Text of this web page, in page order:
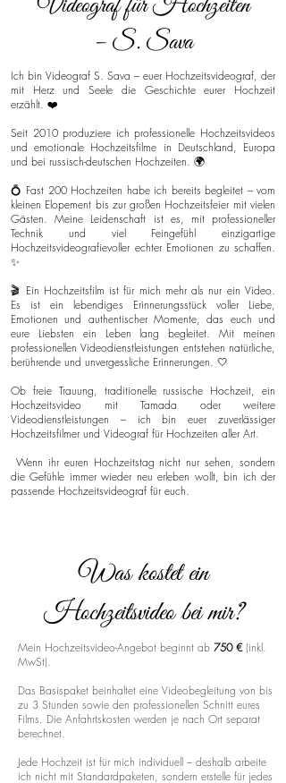
– S. Sava
Ich bin Videograf S. Sava – euer Hochzeitsvideograf, der
mit Herz und Seele die Geschichte eurer Hochzeit
erzählt. ❤️
Seit 2010 produziere ich professionelle Hochzeitsvideos
und emotionale Hochzeitsfilme in Deutschland, Europa
und bei russisch-deutschen Hochzeiten. 🌍
💍 Fast 200 Hochzeiten habe ich bereits begleitet – vom
kleinen Elopement bis zur großen Hochzeitsfeier mit vielen
Gästen. Meine Leidenschaft ist es, mit professioneller
Technik und viel Feingefühl einzigartige
Hochzeitsvideografievoller echter Emotionen zu schaffen.
✨
🎬 Ein Hochzeitsfilm ist für mich mehr als nur ein Video.
Es ist ein lebendiges Erinnerungsstück voller Liebe,
Emotionen und authentischer Momente, das euch und
eure Liebsten ein Leben lang begleitet. Mit meinen
professionellen Videodienstleistungen entstehen natürliche,
berührende und unvergessliche Erinnerungen. 🤍
Ob freie Trauung, traditionelle russische Hochzeit, ein
Hochzeitsvideo mit Tamada oder weitere
Videodienstleistungen – ich bin euer zuverlässiger
Hochzeitsfilmer und Videograf für Hochzeiten aller Art.
Wenn ihr euren Hochzeitstag nicht nur sehen, sondern
die Gefühle immer wieder neu erleben wollt, bin ich der
passende Hochzeitsvideograf für euch.
Was kostet ein
Hochzeitsvideo bei mir?
Mein Hochzeitsvideo-Angebot beginnt ab 750 € (inkl.
MwSt).
Das Basispaket beinhaltet eine Videobegleitung von bis
zu 3 Stunden sowie den professionellen Schnitt eures
Films. Die Anfahrtskosten werden je nach Ort separat
berechnet.
Jede Hochzeit ist für mich individuell – deshalb arbeite
ich nicht mit Standardpaketen, sondern erstelle für jedes